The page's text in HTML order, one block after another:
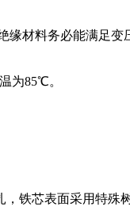
材料务必能满足变
为85℃。
铁芯表面采用特殊